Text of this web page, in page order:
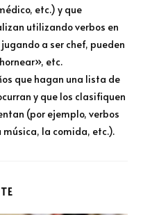
etc.) y que
utilizando verbos en
a ser chef, pueden
etc.
que hagan una lista de
y que los clasifiquen
(por ejemplo, verbos
la comida, etc.).